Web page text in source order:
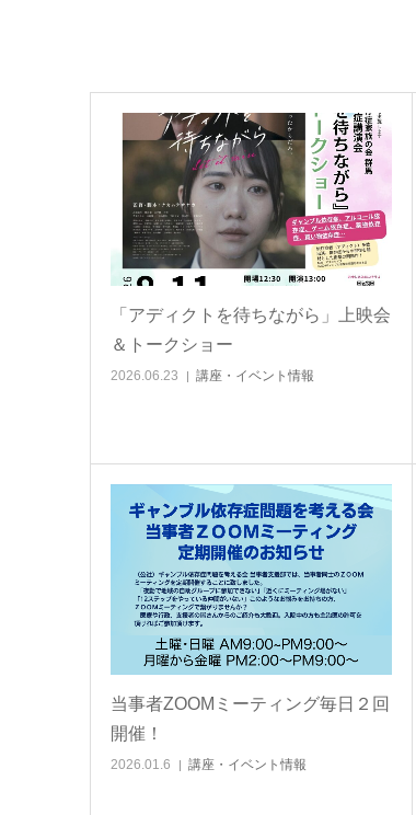
「アディクトを待ちながら」上映会
＆トークショー
2026.06.23 講座・イベント情報
当事者ZOOMミーティング毎日２回
開催！
2026.01.6 講座・イベント情報